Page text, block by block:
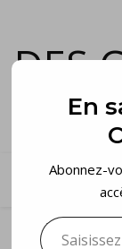
DES
En
Abonnez-
Saisissez